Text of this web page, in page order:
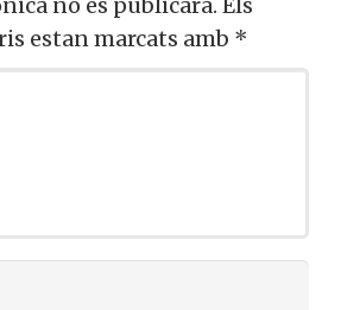
estan marcats amb *